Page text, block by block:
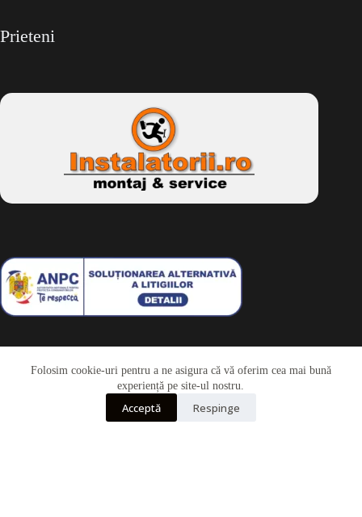
Folosim cookie-uri pentru a ne asigura că vă oferim cea mai bună
experiență pe site-ul nostru.
Acceptă Respinge
Prieteni
Drepturi de autor © 2026 - Dkbike.ropowered by